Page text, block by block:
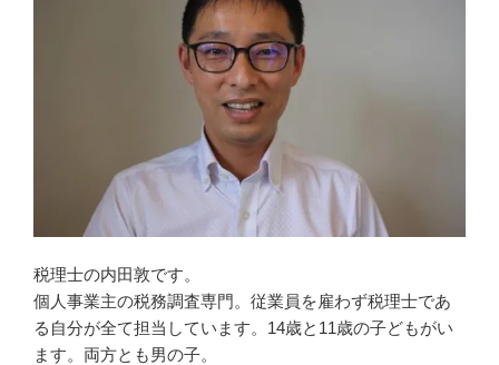
税理士の内田敦です。
個人事業主の税務調査専門。従業員を雇わず税理士であ
る自分が全て担当しています。14歳と11歳の子どもがい
ます。両方とも男の子。